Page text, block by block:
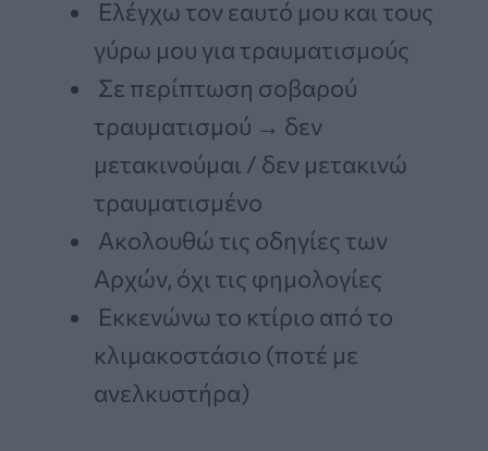
Ελέγχω τον εαυτό μου και τους
γύρω μου για τραυματισμούς
Σε περίπτωση σοβαρού
τραυματισμού → δεν
μετακινούμαι / δεν μετακινώ
τραυματισμένο
Ακολουθώ τις οδηγίες των
Αρχών, όχι τις φημολογίες
Εκκενώνω το κτίριο από το
κλιμακοστάσιο (ποτέ με
ανελκυστήρα)